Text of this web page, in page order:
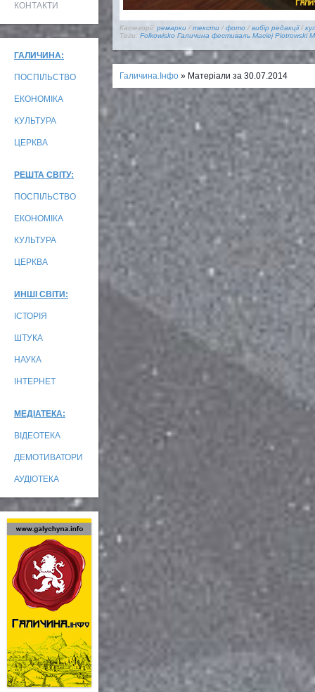
КОНТАКТИ
ГАЛИЧИНА:
ПОСПІЛЬСТВО
ЕКОНОМІКА
КУЛЬТУРА
ЦЕРКВА
РЕШТА СВІТУ:
ПОСПІЛЬСТВО
ЕКОНОМІКА
КУЛЬТУРА
ЦЕРКВА
ИНШІ СВІТИ:
ІСТОРІЯ
ШТУКА
НАУКА
ІНТЕРНЕТ
МЕДІАТЕКА:
ВІДЕОТЕКА
ДЕМОТИВАТОРИ
АУДІОТЕКА
Категорії: ремарки / тексти /фото / вибір редакції/
Теги: Folkowisko Галичина фестиваль Maciej Piotrowski
Галичина.Інфо » Матеріали за 30.07.2014